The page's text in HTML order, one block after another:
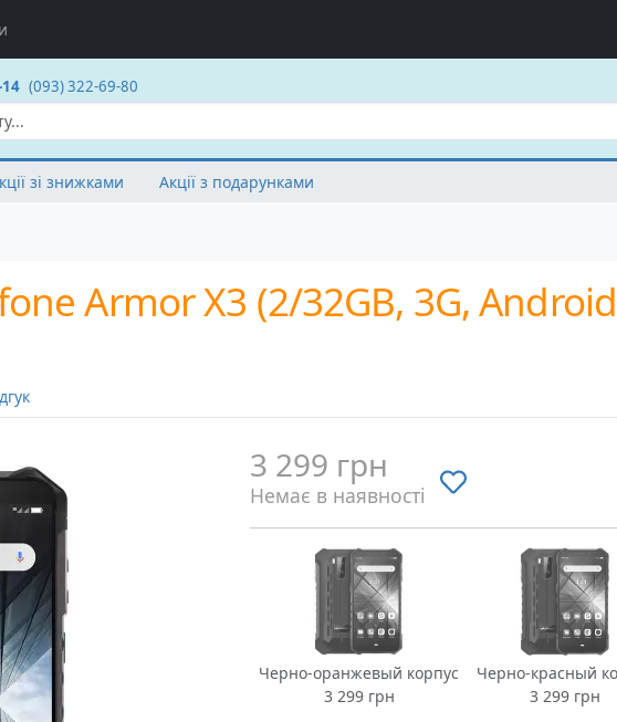
(093) 322-69-80
зі знижками Акції з подарунками
Armor X3 (2/32GB, 3G,
3 299 грн
Немає в наявності
Черно-оранжевый корпус
3 299 грн
Черно-красный
3 299 грн